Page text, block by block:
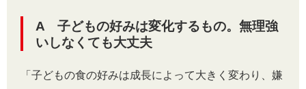
A 子どもの好みは変化するもの。無理強
いしなくても大丈夫
「子どもの食の好みは成長によって大きく変わり、嫌